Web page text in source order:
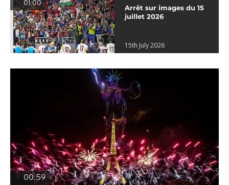
01:00
Arrêt sur images du 15
juillet 2026
15th July 2026
00:59